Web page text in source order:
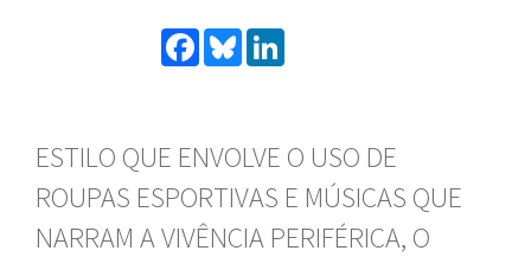
Facebook
Bluesky
ESTILO QUE ENVOLVE O USO DE
ROUPAS ESPORTIVAS E MÚSICAS QUE
NARRAM A VIVÊNCIA PERIFÉRICA, O